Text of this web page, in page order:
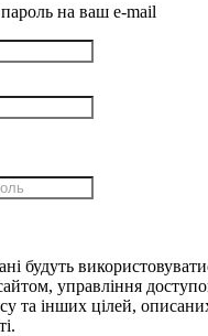
на ваш e-mail
будуть
управління
та інших цілей,